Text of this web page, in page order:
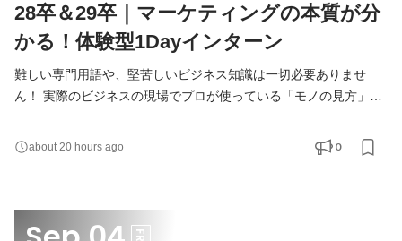
28卒＆29卒｜マーケティングの本質が分
かる！体験型1Dayインターン
難しい専門用語や、堅苦しいビジネス知識は一切必要ありませ
ん！ 実際のビジネスの現場でプロが使っている「モノの見方」や
るプログラムです。 【開催概要】 日時： ①2026年8月24日
（月）11:00～13:00 ②2026年9月4日（金）15:00～17:00
about 20 hours ago 0
FRI